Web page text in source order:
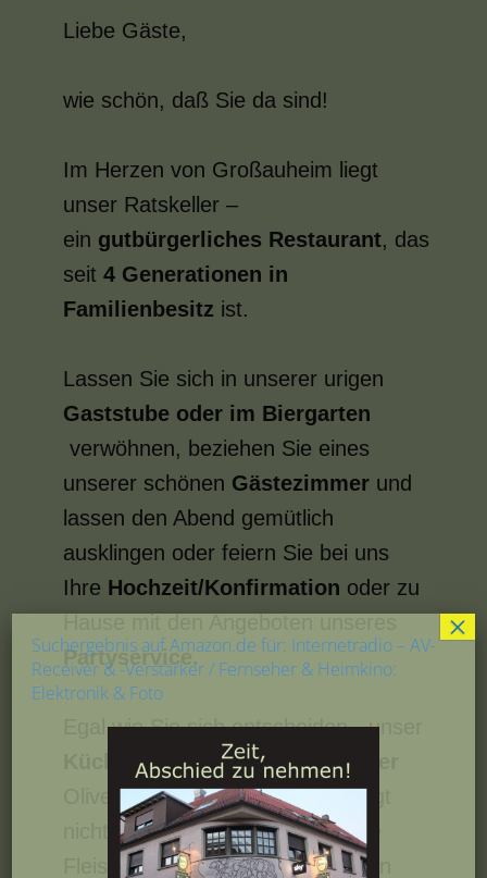
Liebe Gäste,
wie schön, daß Sie da sind!
Im Herzen von Großauheim liegt
unser Ratskeller –
ein gutbürgerliches Restaurant, das
seit 4 Generationen in
Familienbesitz ist.
Lassen Sie sich in unserer urigen
Gaststube oder im Biergarten
verwöhnen, beziehen Sie eines
unserer schönen Gästezimmer und
lassen den Abend gemütlich
ausklingen oder feiern Sie bei uns
Ihre Hochzeit/Konfirmation oder zu
Partyservice.
Egal wie Sie sich entscheiden - unser
Küchenchef und Metzgermeister
Oliver Lotz verarbeitet und zerlegt
nicht nur eigenhändig das frische
Fleisch, sondern legt auch großen
Suchergebnis auf Amazon.de für: Internetradio – AV-
Receiver & -Verstärker / Fernseher & Heimkino:
Elektronik & Foto
×